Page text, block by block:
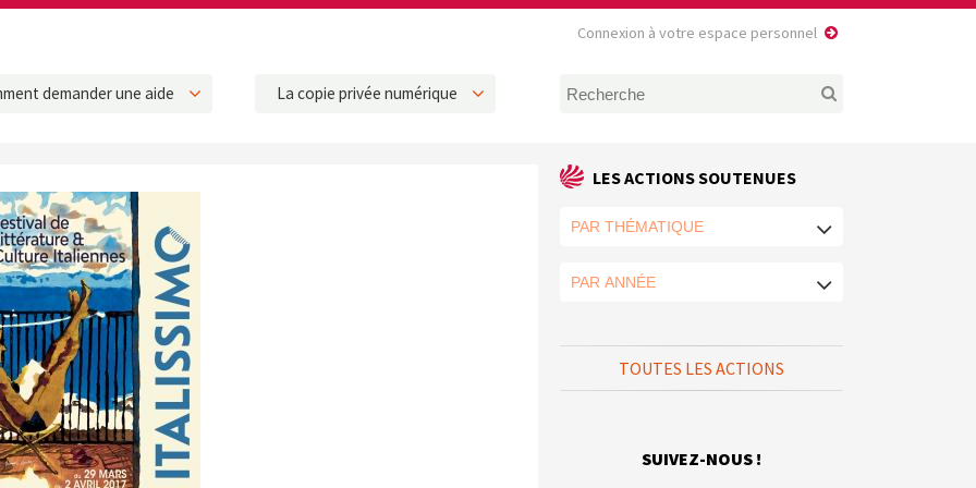
demander une aide La copie privée numérique
Connexion à votre espace personnel
LES ACTIONS SOUTENUES
TOUTES LES ACTIONS
SUIVEZ-NOUS !